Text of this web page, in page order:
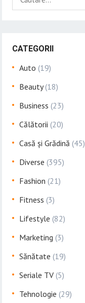
după:
CATEGORII
Auto (19)
Beauty(18)
Business (23)
Călătorii (20)
Casă și Grădină (45)
Diverse (395)
Fashion (21)
Fitness (3)
Lifestyle (82)
Marketing (3)
Sănătate (19)
Seriale TV (5)
Tehnologie (29)